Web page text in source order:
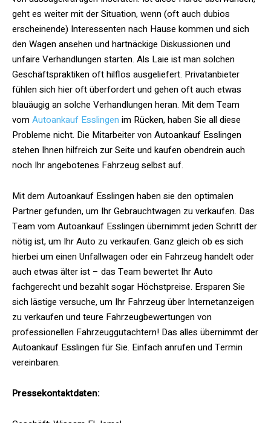
geht es weiter mit der Situation, wenn (oft auch dubios
erscheinende) Interessenten nach Hause kommen und sich
den Wagen ansehen und hartnäckige Diskussionen und
unfaire Verhandlungen starten. Als Laie ist man solchen
Geschäftspraktiken oft hilflos ausgeliefert. Privatanbieter
fühlen sich hier oft überfordert und gehen oft auch etwas
blauäugig an solche Verhandlungen heran. Mit dem Team
vomAutoankauf Esslingen im Rücken, haben Sie all diese
Probleme nicht. Die Mitarbeiter von Autoankauf Esslingen
stehen Ihnen hilfreich zur Seite und kaufen obendrein auch
noch Ihr angebotenes Fahrzeug selbst auf.
Mit dem Autoankauf Esslingen haben sie den optimalen
Partner gefunden, um Ihr Gebrauchtwagen zu verkaufen. Das
Team vom Autoankauf Esslingen übernimmt jeden Schritt der
nötig ist, um Ihr Auto zu verkaufen. Ganz gleich ob es sich
hierbei um einen Unfallwagen oder ein Fahrzeug handelt oder
auch etwas älter ist – das Team bewertet Ihr Auto
fachgerecht und bezahlt sogar Höchstpreise. Ersparen Sie
sich lästige versuche, um Ihr Fahrzeug über Internetanzeigen
zu verkaufen und teure Fahrzeugbewertungen von
professionellen Fahrzeuggutachtern! Das alles übernimmt der
Autoankauf Esslingen für Sie. Einfach anrufen und Termin
vereinbaren.
Pressekontaktdaten: